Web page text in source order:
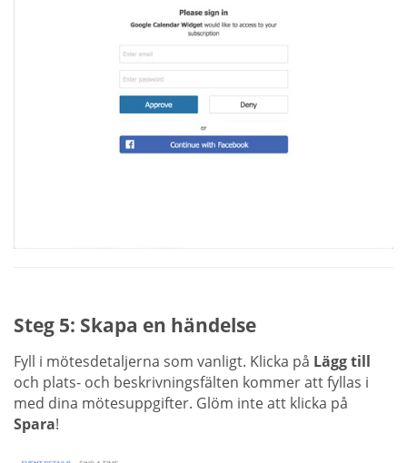
Steg 5: Skapa en händelse
Fyll i mötesdetaljerna som vanligt. Klicka på Lägg till
och plats- och beskrivningsfälten kommer att fyllas i
med dina mötesuppgifter. Glöm inte att klicka på
Spara!